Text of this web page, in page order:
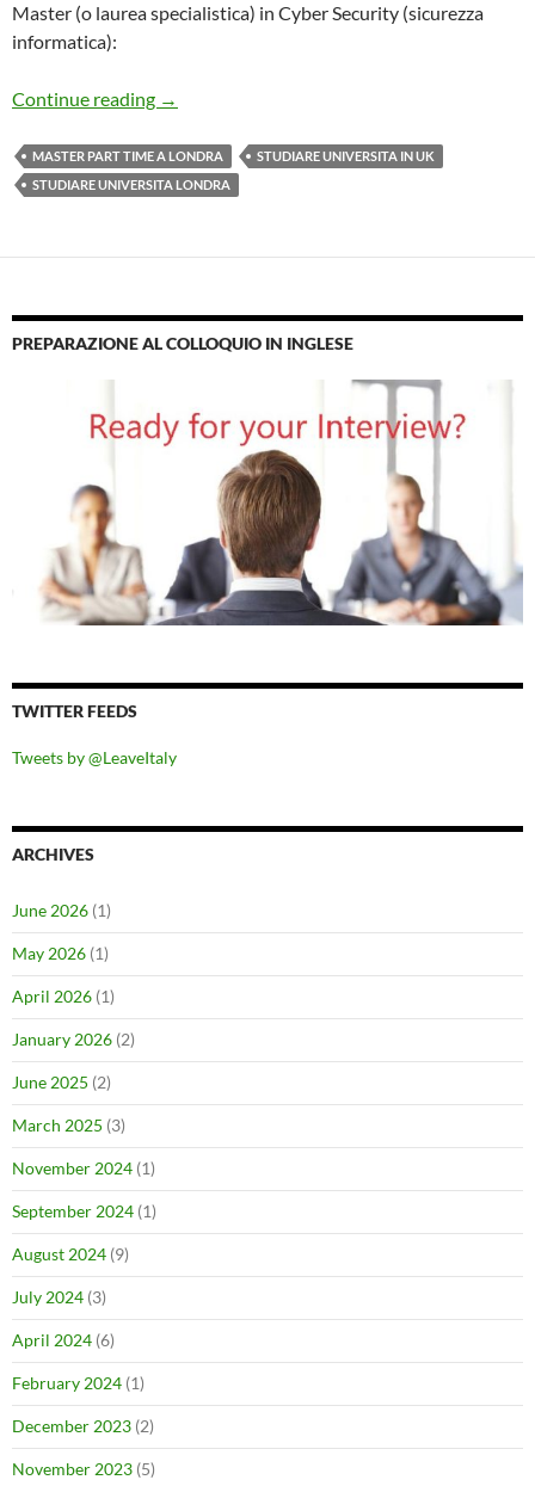
Master (o laurea specialistica) in Cyber Security (sicurezza
informatica):
Continue reading La Mia Esperienza: studiare per un Master
→
MASTER PART TIME A LONDRA
STUDIARE UNIVERSITA IN UK
STUDIARE UNIVERSITA LONDRA
PREPARAZIONE AL COLLOQUIO IN INGLESE
TWITTER FEEDS
Tweets by @LeaveItaly
ARCHIVES
June 2026 (1)
May 2026 (1)
April 2026 (1)
January 2026 (2)
June 2025 (2)
March 2025 (3)
November 2024 (1)
September 2024 (1)
August 2024 (9)
July 2024 (3)
April 2024 (6)
February 2024 (1)
December 2023 (2)
November 2023 (5)